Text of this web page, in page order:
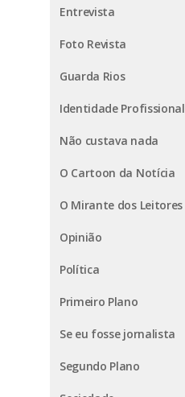
Entrevista
Foto Revista
Guarda Rios
Identidade Profissional
Não custava nada
O Cartoon da Notícia
O Mirante dos Leitores
Opinião
Política
Primeiro Plano
Se eu fosse jornalista
Segundo Plano